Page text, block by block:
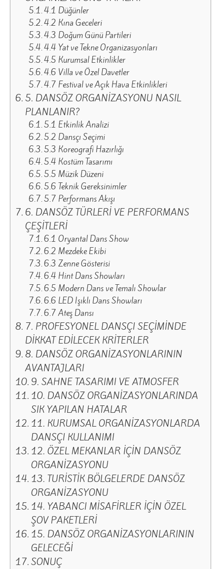
4.1 Düğünler
4.2 Kına Geceleri
4.3 Doğum Günü Partileri
4.4 Yat ve Tekne Organizasyonları
4.5 Kurumsal Etkinlikler
4.6 Villa ve Özel Davetler
4.7 Festival ve Açık Hava Etkinlikleri
5. DANSÖZ ORGANİZASYONU NASIL
PLANLANIR?
5.1 Etkinlik Analizi
5.2 Dansçı Seçimi
5.3 Koreografi Hazırlığı
5.4 Kostüm Tasarımı
5.5 Müzik Düzeni
5.6 Teknik Gereksinimler
5.7 Performans Akışı
6. DANSÖZ TÜRLERİ VE PERFORMANS
ÇEŞİTLERİ
6.1 Oryantal Dans Show
6.2 Mezdeke Ekibi
6.3 Zenne Gösterisi
6.4 Hint Dans Showları
6.5 Modern Dans ve Temalı Showlar
6.6 LED Işıklı Dans Showları
6.7 Ateş Dansı
7. PROFESYONEL DANSÇI SEÇİMİNDE
DİKKAT EDİLECEK KRİTERLER
8. DANSÖZ ORGANİZASYONLARININ
AVANTAJLARI
9. SAHNE TASARIMI VE ATMOSFER
10. DANSÖZ ORGANİZASYONLARINDA
SIK YAPILAN HATALAR
11. KURUMSAL ORGANİZASYONLARDA
DANSÇI KULLANIMI
12. ÖZEL MEKANLAR İÇİN DANSÖZ
ORGANİZASYONU
13. TURİSTİK BÖLGELERDE DANSÖZ
ORGANİZASYONU
14. YABANCI MİSAFİRLER İÇİN ÖZEL
ŞOV PAKETLERİ
15. DANSÖZ ORGANİZASYONLARININ
GELECEĞİ
SONUÇ